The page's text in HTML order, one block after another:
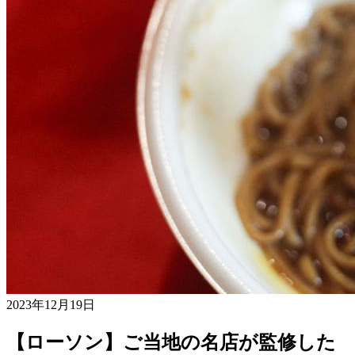
2023年12月19日
【ローソン】ご当地の名店が監修した